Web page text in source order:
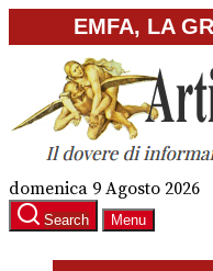
to
content
EMFA, LA
domenica 9 Agosto 2026
Search Menu